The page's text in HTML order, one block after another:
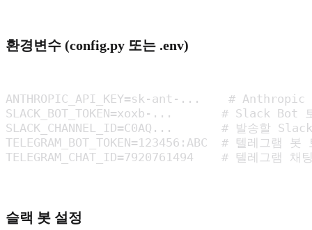
환경변수 (config.py 또는 .env)
ANTHROPIC_API_KEY=sk-ant-...    # Anthropic
SLACK_BOT_TOKEN=xoxb-...       # Slack Bot
SLACK_CHANNEL_ID=C0AQ...       # 발송할
TELEGRAM_BOT_TOKEN=123456:ABC  # 텔레그램
TELEGRAM_CHAT_ID=7920761494    # 텔레그램
슬랙 봇 설정